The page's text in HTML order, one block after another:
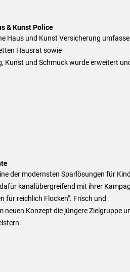
& Kunst Police
Haus und Kunst Versicherung
Hausrat sowie
Kunst und Schmuck wurde erweitert
der modernsten Sparlösungen für
kanalübergreifend mit ihrer
für reichlich Flocken". Frisch und
Konzept die jüngere Zielgruppe